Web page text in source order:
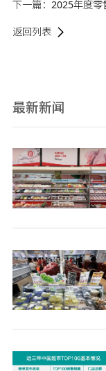
下一篇： 2025年度零
返回列表
最新新闻